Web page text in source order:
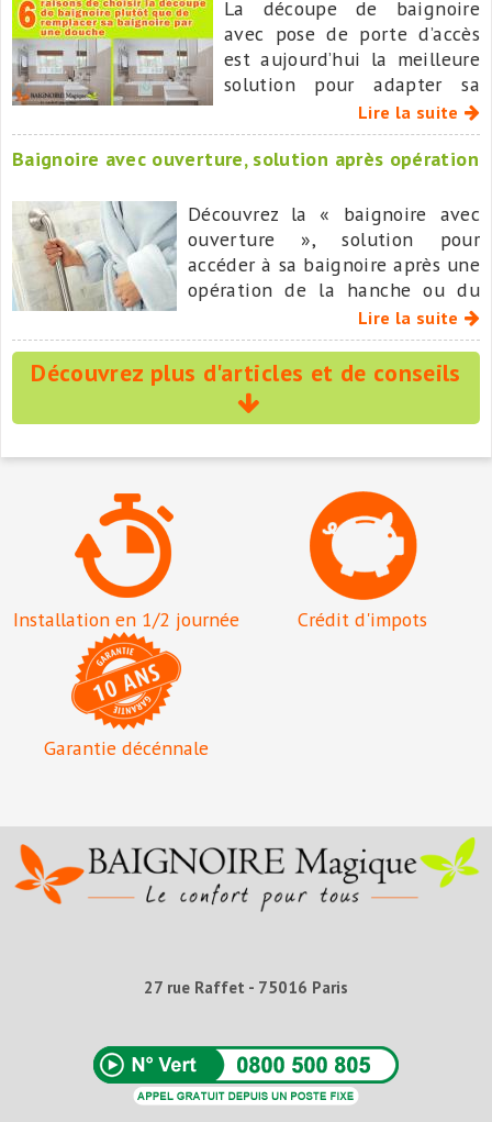
La découpe de baignoire
avec pose de porte d’accès
est aujourd’hui la meilleure
solution pour adapter sa
salle de bain à moindre
coût, sans bouleverser ses
repères ni subir de longs
Lire la suite
Baignoire avec ouverture, solution après opération
Découvrez la « baignoire avec
ouverture », solution pour
accéder à sa baignoire après une
opération de la hanche ou du
genou après retour au domicile.
Lire la suite
Découvrez plus d'articles et de conseils
Installation en 1/2 journée Crédit d'impots
Garantie décénnale
27 rue Raffet - 75016 Paris